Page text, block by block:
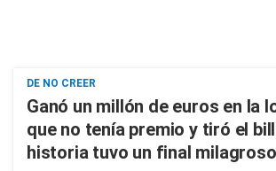
DE NO CREER
Ganó un millón de euros en la
que no tenía premio y tiró el
historia tuvo un final milagroso